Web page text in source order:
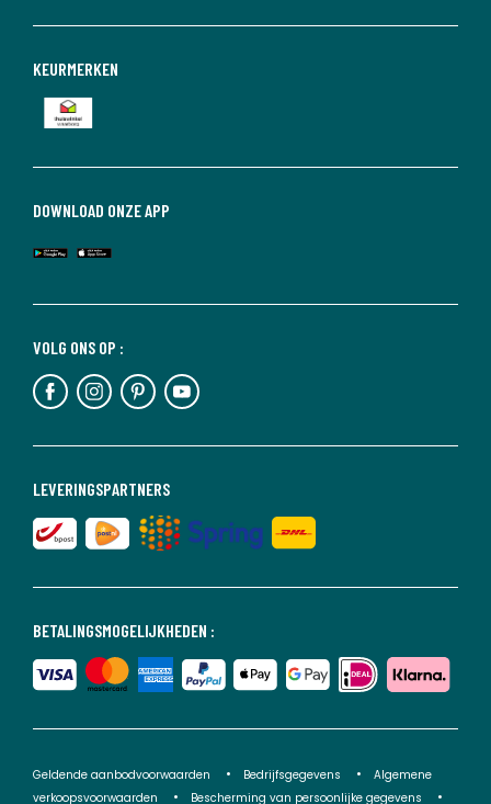
BETALINGSMOGELIJKHEDEN :
LEVERINGSPARTNERS
VOLG ONS OP :
DOWNLOAD ONZE APP
KEURMERKEN
Geldende aanbodvoorwaarden Bedrijfsgegevens
Algemene
verkoopsvoorwaarden
Bescherming van persoonlijke gegevens